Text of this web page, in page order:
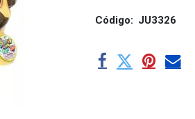
Código: JU3326